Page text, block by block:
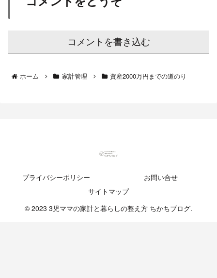
コメントを書き込む
ホーム 家計管理 資産2000万円までの道のり
プライバシーポリシー
お問い合せ
サイトマップ
© 2023 3児ママの家計と暮らしの整え方 ちかちブログ.